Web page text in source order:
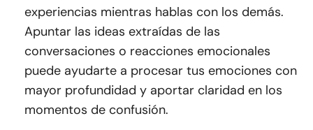
experiencias mientras hablas con los demás.
Apuntar las ideas extraídas de las
conversaciones o reacciones emocionales
puede ayudarte a procesar tus emociones con
mayor profundidad y aportar claridad en los
momentos de confusión.